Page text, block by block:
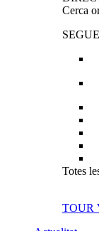
Cerca
Totes
TOUR